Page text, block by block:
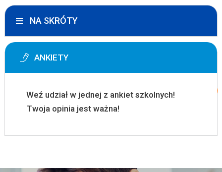
NA SKRÓTY
ANKIETY
Weź udział w jednej z ankiet szkolnych!
Twoja opinia jest ważna!